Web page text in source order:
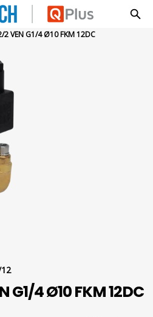
G1/4 Ø10 FKM 12DC
2 VEN G1/4 Ø10 FKM 12DC
G1/4 Ø10 FKM 12DC